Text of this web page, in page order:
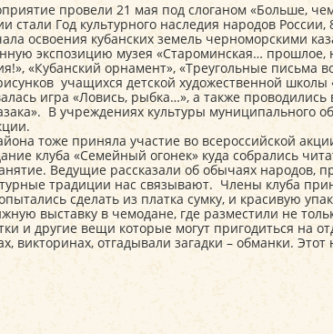
провели 21 мая под слоганом «Больше,
стали Год культурного наследия народов
освоения кубанских земель черноморскими
экспозицию музея «Староминская…
«Кубанский орнамент», «Треугольные письма
учащихся детской художественной
игра «Ловись, рыбка…», а также
В учреждениях культуры муниципального
тоже приняла участие во всероссийской
клуба «Семейный огонек» куда собрались
Ведущие рассказали об обычаях народов,
традиции нас связывают. Члены клуба
сделать из платка сумку, и красивую
выставку в чемодане, где разместили не
и другие вещи которые могут пригодиться на
викторинах, отгадывали загадки – обманки.